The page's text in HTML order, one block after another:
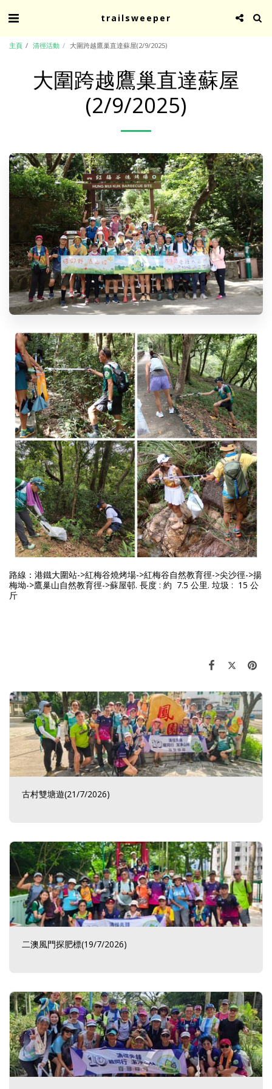
trailsweeper
主頁 清徑活動 大圍跨越鷹巢直達蘇屋(2/9/2025)
大圍跨越鷹巢直達蘇屋
(2/9/2025)
路線： 港鐵大圍站->紅梅谷燒烤場->紅梅谷自然教育徑->尖沙徑->揚
梅坳->鷹巢山自然教育徑->蘇屋邨. 長度 : 約 7.5 公里. 垃圾 : 15 公
斤
古村雙塘遊(21/7/2026)
二澳風門探肥標(19/7/2026)